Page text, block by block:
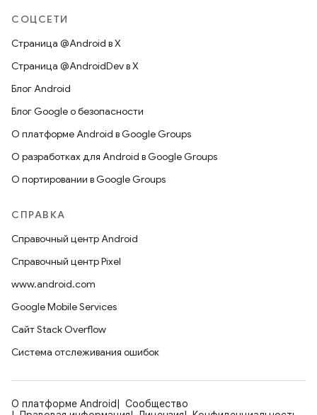
СОЦСЕТИ
Страница @Android в X
Страница @AndroidDev в X
Блог Android
Блог Google о безопасности
О платформе Android в Google Groups
О разработках для Android в Google Groups
О портировании в Google Groups
СПРАВКА
Справочный центр Android
Справочный центр Pixel
www.android.com
Google Mobile Services
Сайт Stack Overflow
Система отслеживания ошибок
О платформе Android
Сообщество